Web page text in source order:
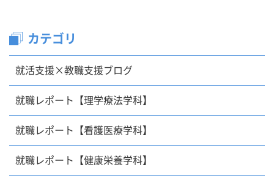
カテゴリ
就活支援×教職支援ブログ
就職レポート【理学療法学科】
就職レポート【看護医療学科】
就職レポート【健康栄養学科】